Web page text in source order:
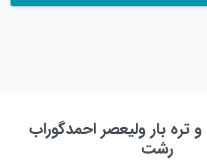
تره بار ولیعصر احمدگوراب
رشت